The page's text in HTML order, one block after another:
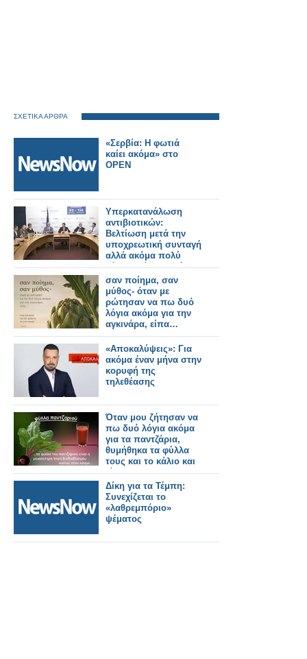
ΣΧΕΤΙΚΑ ΑΡΘΡΑ
«Σερβία: Η φωτιά
καίει ακόμα» στο
OPEN
Υπερκατανάλωση
αντιβιοτικών:
Βελτίωση μετά την
υποχρεωτική συνταγή
αλλά ακόμα πολύ
κάτω από τον στόχο!
σαν ποίημα, σαν
μύθος- όταν με
ρώτησαν να πω δυό
λόγια ακόμα για την
αγκινάρα, είπα…
«Αποκαλύψεις»: Για
ακόμα έναν μήνα στην
κορυφή της
τηλεθέασης
Όταν μου ζήτησαν να
πω δυό λόγια ακόμα
για τα παντζάρια,
θυμήθηκα τα φύλλα
τους και το κάλιο και
είπα…
Δίκη για τα Τέμπη:
Συνεχίζεται το
«λαθρεμπόριο»
ψέματος